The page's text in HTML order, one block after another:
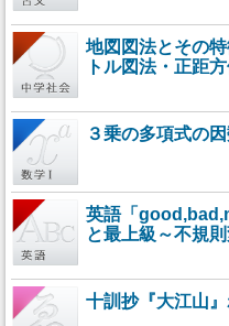
地図図法とその
トル図法・正距
３乗の多項式の
英語「
と最上級～不規
十訓抄『大江山